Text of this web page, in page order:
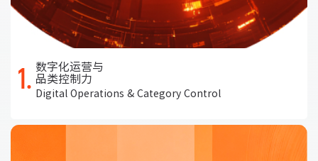
1. 数字化运营与
品类控制力
Digital Operations & Category Control